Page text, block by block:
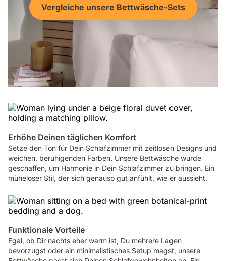
Vergleiche unsere Bettwäsche-Sets
Erhöhe Deinen täglichen Komfort
Setze den Ton für Dein Schlafzimmer mit zeitlosen Designs und
weichen, beruhigenden Farben. Unsere Bettwäsche wurde
geschaffen, um Harmonie in Dein Schlafzimmer zu bringen. Ein
müheloser Stil, der sich genauso gut anfühlt, wie er aussieht.
Funktionale Vorteile
Egal, ob Dir nachts eher warm ist, Du mehrere Lagen
bevorzugst oder ein minimalistisches Setup magst, unsere